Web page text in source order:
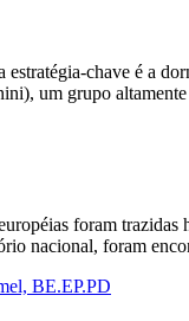
chave é a
um grupo
foram
nacional, foram
BE.EP.PD